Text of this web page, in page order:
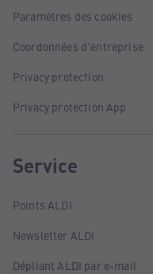
Paramètres des cookies
Coordonnées d'entreprise
Privacy protection
Privacy protection App
Service
Points ALDI
Newsletter ALDI
Dépliant ALDI par e-mail